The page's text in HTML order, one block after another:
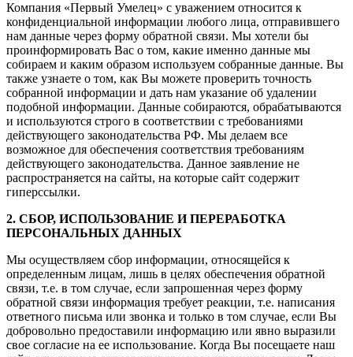
Компания «Первый Умелец» с уважением относится к
конфиденциальной информации любого лица, отправившего
нам данные через форму обратной связи. Мы хотели бы
проинформировать Вас о том, какие именно данные мы
собираем и каким образом используем собранные данные. Вы
также узнаете о том, как Вы можете проверить точность
собранной информации и дать нам указание об удалении
подобной информации. Данные собираются, обрабатываются
и используются строго в соответствии с требованиями
действующего законодательства РФ. Мы делаем все
возможное для обеспечения соответствия требованиям
действующего законодательства. Данное заявление не
распространяется на сайты, на которые сайт содержит
гиперссылки.
2. СБОР, ИСПОЛЬЗОВАНИЕ И ПЕРЕРАБОТКА
ПЕРСОНАЛЬНЫХ ДАННЫХ
Мы осуществляем сбор информации, относящейся к
определенным лицам, лишь в целях обеспечения обратной
связи, т.е. в том случае, если запрошенная через форму
обратной связи информация требует реакции, т.е. написания
ответного письма или звонка и только в том случае, если Вы
добровольно предоставили информацию или явно выразили
свое согласие на ее использование. Когда Вы посещаете наш